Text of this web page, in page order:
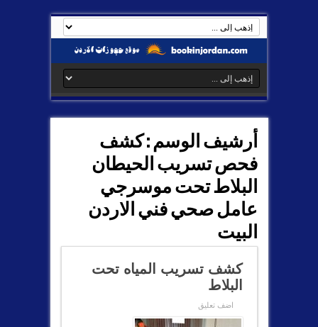
أرشيف الوسم :كشف
فحص تسريب الحيطان
البلاط تحت موسرجي
عامل صحي فني الاردن
البيت
كشف تسريب المياه تحت
البلاط
اضف تعليق